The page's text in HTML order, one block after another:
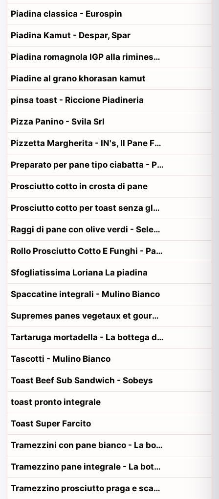
Piadina classica - Eurospin
Piadina Kamut - Despar, Spar
Piadina romagnola IGP alla riminese - Coop
Piadine al grano khorasan kamut
pinsa toast - Riccione Piadineria
Pizza Panino - Svila Srl
Pizzetta Margherita - IN's, Il Pane Fresco
Preparato per pane tipo ciabatta - Penny
Prosciutto cotto in crosta di pane
Prosciutto cotto per toast senza glutine - Beretta
Raggi di pane con olive verdi - Selex, Vale
Rollo Prosciutto Cotto E Funghi - Panino Chef
Sfogliatissima Loriana La piadina
Spaccatine integrali - Mulino Bianco
Supremes panes vegetaux et gourmands - HappyVore
Tartaruga mortadella - La bottega del panino
Tascotti - Mulino Bianco
Toast Beef Sub Sandwich - Sobeys
toast pronto integrale
Toast Super Farcito
Tramezzini con pane bianco - La bottega del panino
Tramezzino pane integrale - La bottega del panino
Tramezzino prosciutto praga e scamorza con pane - Il Gigante